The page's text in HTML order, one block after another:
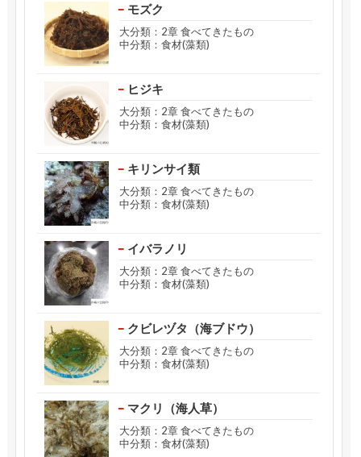
モズク
大分類：2章 食べてきたもの
中分類：食材(藻類)
ヒジキ
大分類：2章 食べてきたもの
中分類：食材(藻類)
キリンサイ類
大分類：2章 食べてきたもの
中分類：食材(藻類)
イバラノリ
大分類：2章 食べてきたもの
中分類：食材(藻類)
クビレヅタ（海ブドウ）
大分類：2章 食べてきたもの
中分類：食材(藻類)
マクリ（海人草）
大分類：2章 食べてきたもの
中分類：食材(藻類)